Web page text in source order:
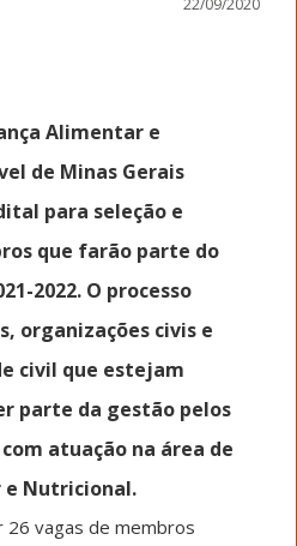
Alimentar e
de Minas Gerais
para seleção e
que farão parte do
2022. O processo
organizações civis e
civil que estejam
parte da gestão pelos
atuação na área de
e Nutricional.
26 vagas de membros